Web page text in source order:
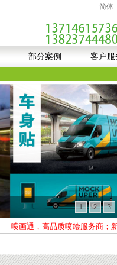
简体
部分案例 客户服
1 2 3
喷画通，高品质喷绘服务商；